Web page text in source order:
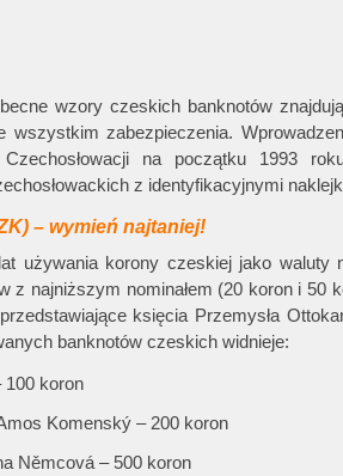
wzory czeskich banknotów
wszystkim zabezpieczenia.
na początku 1993
z identyfikacyjnymi
– wymień najtaniej!
używania korony czeskiej jako waluty
z najniższym nominałem (20 koron i 50
księcia Przemysła
banknotów czeskich widnieje:
100 koron
Komenský – 200 koron
Němcová – 500 koron